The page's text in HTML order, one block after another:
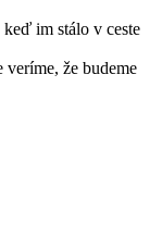
im stálo v ceste
veríme, že budeme